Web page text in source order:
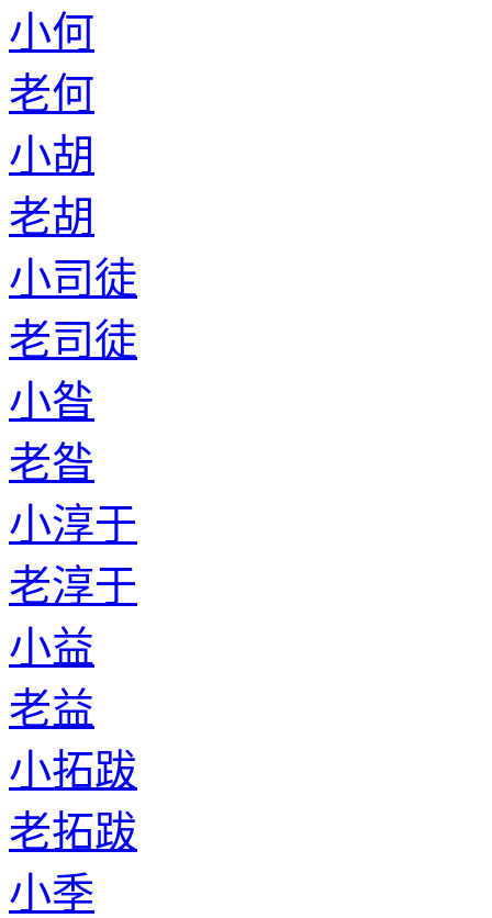
小何
老何
小胡
老胡
小司徒
老司徒
小昝
老昝
小淳于
老淳于
小益
老益
小拓跋
老拓跋
小季